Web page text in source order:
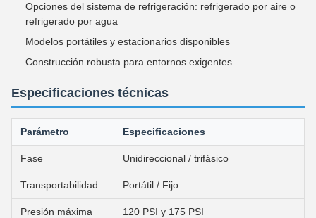
Opciones del sistema de refrigeración: refrigerado por aire o
refrigerado por agua
Modelos portátiles y estacionarios disponibles
Construcción robusta para entornos exigentes
Especificaciones técnicas
Parámetro Especificaciones
Fase Unidireccional / trifásico
Transportabilidad Portátil / Fijo
Presión máxima 120 PSI y 175 PSI